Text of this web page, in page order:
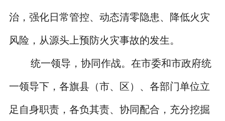
治，强化日常管控、动态清零隐患、降低火灾
风险，从源头上预防火灾事故的发生。
统一领导，协同作战。在市委和市政府统
一领导下，各旗县（市、区）、各部门单位立
足自身职责，各负其责、协同配合，充分挖掘